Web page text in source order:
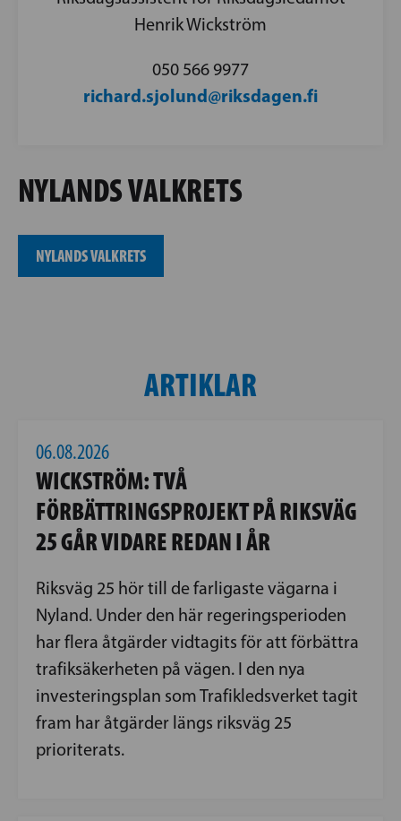
Henrik Wickström
050 566 9977
richard.sjolund@riksdagen.fi
NYLANDS VALKRETS
NYLANDS VALKRETS
ARTIKLAR
06.08.2026
WICKSTRÖM: TVÅ
FÖRBÄTTRINGSPROJEKT PÅ RIKSVÄG
25 GÅR VIDARE REDAN I ÅR
Riksväg 25 hör till de farligaste vägarna i
Nyland. Under den här regeringsperioden
har flera åtgärder vidtagits för att förbättra
trafiksäkerheten på vägen. I den nya
investeringsplan som Trafikledsverket tagit
fram har åtgärder längs riksväg 25
prioriterats.